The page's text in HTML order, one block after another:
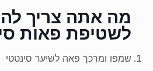
מה אתה צריך
לשטיפת פאות
שמפו ומרכך פאה לשיער סינטטי